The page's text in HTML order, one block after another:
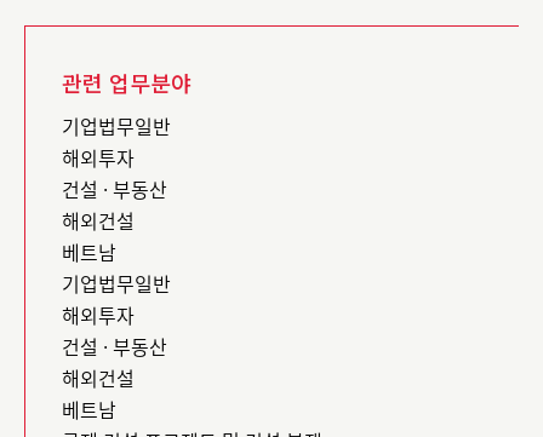
관련 업무분야
기업법무일반
해외투자
건설 · 부동산
해외건설
베트남
기업법무일반
해외투자
건설 · 부동산
해외건설
베트남